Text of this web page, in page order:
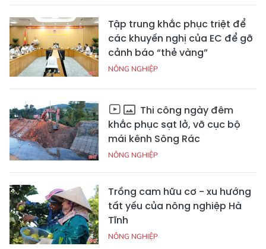
Tập trung khắc phục triệt để
các khuyến nghị của EC để gỡ
cảnh báo “thẻ vàng”
NÔNG NGHIỆP
Thi công ngày đêm
khắc phục sạt lở, vỡ cục bộ
mái kênh Sông Rác
NÔNG NGHIỆP
Trồng cam hữu cơ - xu hướng
tất yếu của nông nghiệp Hà
Tĩnh
NÔNG NGHIỆP